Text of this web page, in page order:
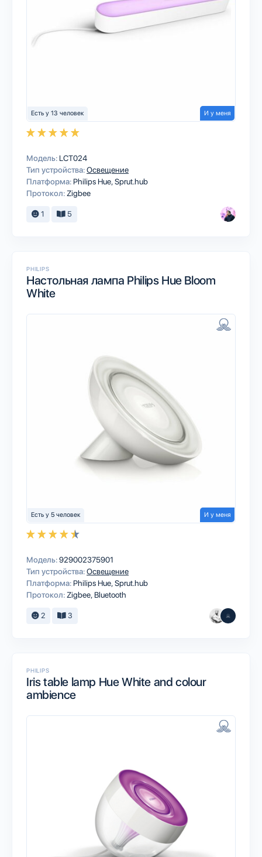
Есть у 13 человек И у меня
Модель: LCT024
Тип устройства:Освещение
Платформа: Philips HueSprut.hub
Протокол: Zigbee
1 5
PHILIPS
Настольная лампа Philips Hue Bloom
White
Есть у 5 человек И у меня
Модель:929002375901
Тип устройства:Освещение
Платформа: Philips HueSprut.hub
Протокол: Zigbee Bluetooth
2 3
PHILIPS
Iris table lamp Hue White and colour
ambience